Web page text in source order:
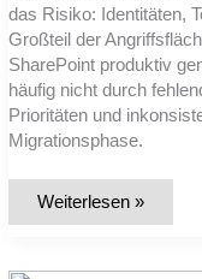
das Risiko: Identitäten,
Großteil der
SharePoint produktiv
häufig nicht durch
Prioritäten und
Migrationsphase.
Welche
Microsoft-
Weiterlesen »